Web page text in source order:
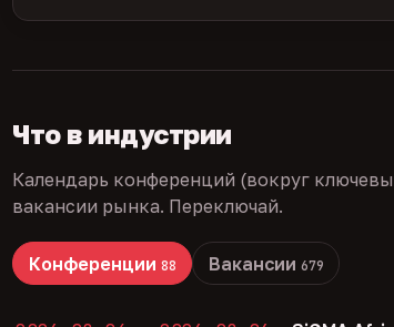
Что в индустрии
Календарь конференций (вокруг
вакансии рынка. Переключай.
Конференции 88 Вакансии 679